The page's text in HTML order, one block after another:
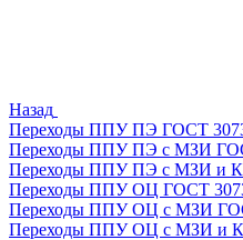
Назад
Переходы ППУ ПЭ ГОСТ
Переходы ППУ ПЭ с МЗИ
Переходы ППУ ПЭ с МЗИ и
Переходы ППУ ОЦ ГОСТ
Переходы ППУ ОЦ с МЗИ
Переходы ППУ ОЦ с МЗИ и